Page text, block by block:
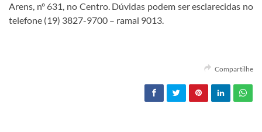
Arens, nº 631, no Centro. Dúvidas podem ser esclarecidas no
telefone (19) 3827-9700 – ramal 9013.
Compartilhe